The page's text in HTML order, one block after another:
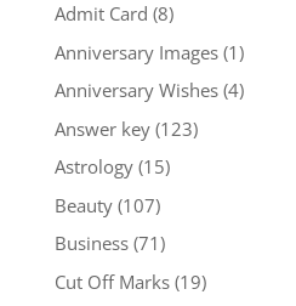
Admit Card (8)
Anniversary Images(1)
Anniversary Wishes(4)
Answer key(123)
Astrology(15)
Beauty(107)
Business(71)
Cut Off Marks(19)